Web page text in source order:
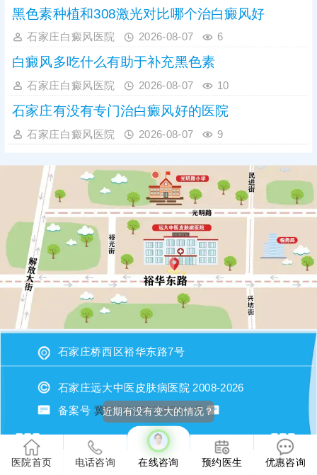
黑色素种植和308激光对比哪个治白癜风好
石家庄白癜风医院 2026-08-07 6
白癜风多吃什么有助于补充黑色素
石家庄白癜风医院 2026-08-07 10
石家庄有没有专门治白癜风好的医院
石家庄白癜风医院 2026-08-07 9
石家庄桥西区裕华东路7号
石家庄远大中医皮肤病医院 2008-2026
备案号 冀ICP备2023015620号
医院首页 电话咨询 在线咨询
近期有没有变大的情况？
预约医生 优惠咨询